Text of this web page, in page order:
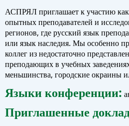
АСПРЯЛ приглашает к участию
опытных преподавателей и
регионов, где русский язык
или язык наследия. Мы особенно
коллег из недостаточно
преподающих в учебных
меньшинства, городские окраины
Языки конференции:
Приглашенные